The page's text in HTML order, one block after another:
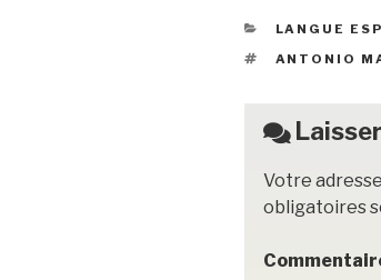
b
o
k
LANGUE
ANTONIO
Votre
obligatoires